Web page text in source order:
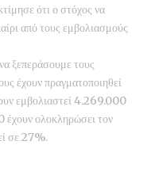
ότι ο στόχος να
από τους εμβολιασμούς
ξεπεράσουμε τους
έχουν πραγματοποιηθεί
εμβολιαστεί 4.269.000
ολοκληρώσει τον
σε 27%.